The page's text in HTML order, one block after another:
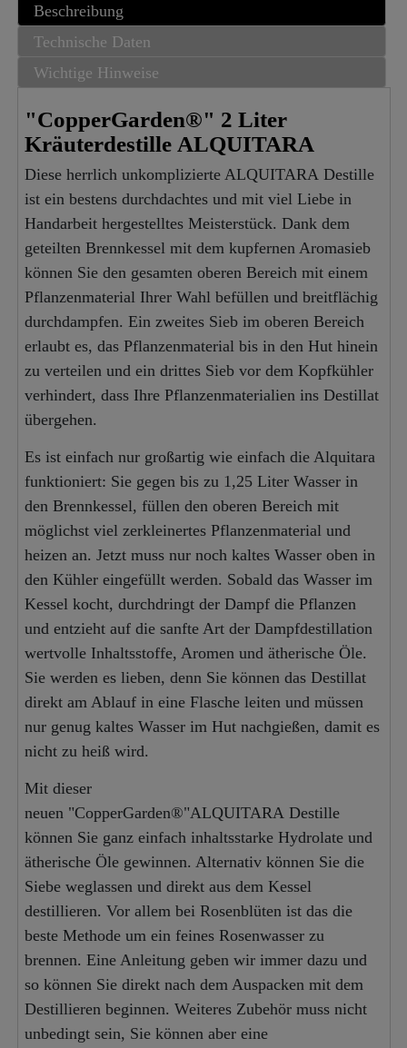
Beschreibung
Technische Daten
Wichtige Hinweise
"CopperGarden®" 2 Liter
Kräuterdestille ALQUITARA
Diese herrlich unkomplizierte ALQUITARA Destille
ist ein bestens durchdachtes und mit viel Liebe in
Handarbeit hergestelltes Meisterstück. Dank dem
geteilten Brennkessel mit dem kupfernen Aromasieb
können Sie den gesamten oberen Bereich mit einem
Pflanzenmaterial Ihrer Wahl befüllen und breitflächig
durchdampfen. Ein zweites Sieb im oberen Bereich
erlaubt es, das Pflanzenmaterial bis in den Hut hinein
zu verteilen und ein drittes Sieb vor dem Kopfkühler
verhindert, dass Ihre Pflanzenmaterialien ins Destillat
übergehen.
Es ist einfach nur großartig wie einfach die Alquitara
funktioniert: Sie gegen bis zu 1,25 Liter Wasser in
den Brennkessel, füllen den oberen Bereich mit
möglichst viel zerkleinertes Pflanzenmaterial und
heizen an. Jetzt muss nur noch kaltes Wasser oben in
den Kühler eingefüllt werden. Sobald das Wasser im
Kessel kocht, durchdringt der Dampf die Pflanzen
und entzieht auf die sanfte Art der Dampfdestillation
wertvolle Inhaltsstoffe, Aromen und ätherische Öle.
Sie werden es lieben, denn Sie können das Destillat
direkt am Ablauf in eine Flasche leiten und müssen
nur genug kaltes Wasser im Hut nachgießen, damit es
nicht zu heiß wird.
Mit dieser
neuen "CopperGarden®"ALQUITARA Destille
können Sie ganz einfach inhaltsstarke Hydrolate und
ätherische Öle gewinnen. Alternativ können Sie die
Siebe weglassen und direkt aus dem Kessel
destillieren. Vor allem bei Rosenblüten ist das die
beste Methode um ein feines Rosenwasser zu
brennen. Eine Anleitung geben wir immer dazu und
so können Sie direkt nach dem Auspacken mit dem
Destillieren beginnen. Weiteres Zubehör muss nicht
unbedingt sein, Sie können aber eine